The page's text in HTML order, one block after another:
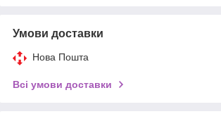
Умови доставки
Нова Пошта
Всі умови доставки